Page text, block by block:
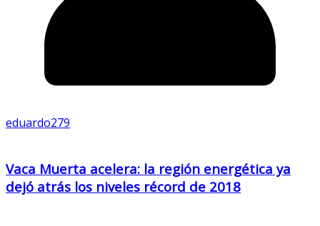
eduardo279
Vaca Muerta acelera: la región energética ya
dejó atrás los niveles récord de 2018